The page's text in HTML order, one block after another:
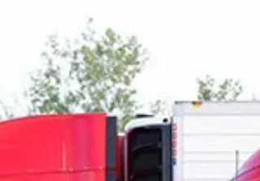
Guadalajara, Jalisco es hoy una realidad.